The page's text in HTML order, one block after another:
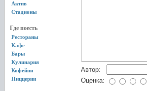
Актив
Стадионы
Где поесть
Рестораны
Кафе
Бары
Кулинария
Кофейни
Пиццерии
Автор:
Оценка: